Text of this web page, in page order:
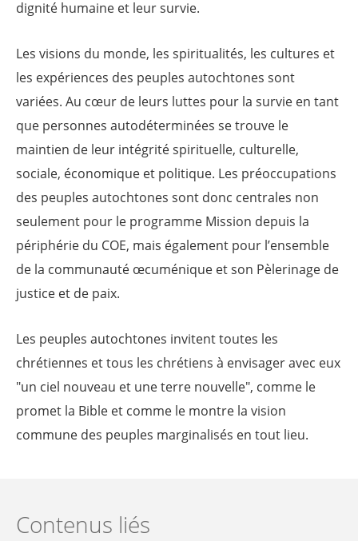
dignité humaine et leur survie.
Les visions du monde, les spiritualités, les cultures et
les expériences des peuples autochtones sont
variées. Au cœur de leurs luttes pour la survie en tant
que personnes autodéterminées se trouve le
maintien de leur intégrité spirituelle, culturelle,
sociale, économique et politique. Les préoccupations
des peuples autochtones sont donc centrales non
seulement pour le programme Mission depuis la
périphérie du COE, mais également pour l’ensemble
de la communauté œcuménique et son Pèlerinage de
justice et de paix.
Les peuples autochtones invitent toutes les
chrétiennes et tous les chrétiens à envisager avec eux
"un ciel nouveau et une terre nouvelle", comme le
promet la Bible et comme le montre la vision
commune des peuples marginalisés en tout lieu.
Contenus liés